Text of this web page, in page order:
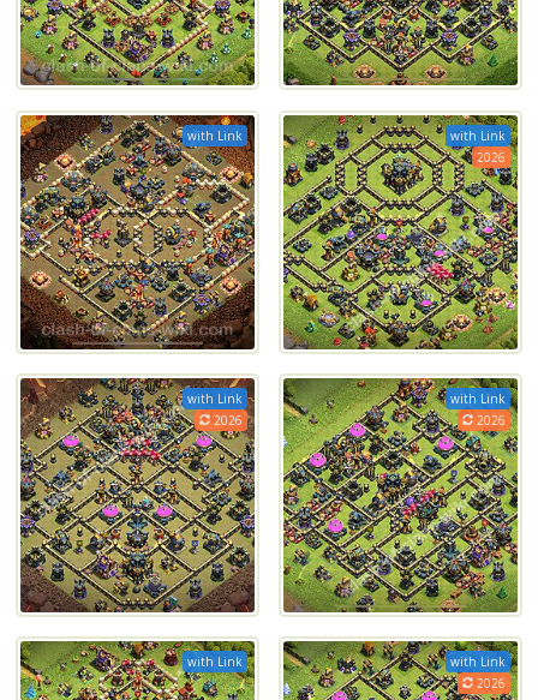
with Link
with Link
2026
with Link
2026
with Link
2026
with Link
with Link
2026